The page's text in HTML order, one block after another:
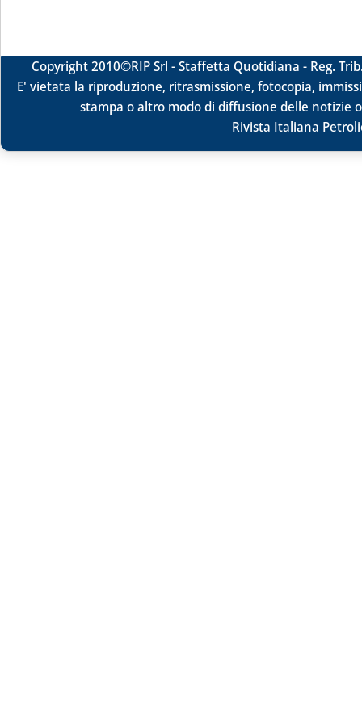
Copyright 2010©RIP Srl -Staffetta Quotidiana - Reg.
E' vietata la riproduzione, ritrasmissione, fotocopia,
stampa o altro modo di diffusione delle notizie
Rivista Italiana